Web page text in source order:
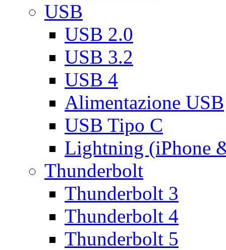
USB
USB 2.0
USB 3.2
USB 4
Alimentazione USB
USB Tipo C
Lightning (iPhone
Thunderbolt
Thunderbolt 3
Thunderbolt 4
Thunderbolt 5